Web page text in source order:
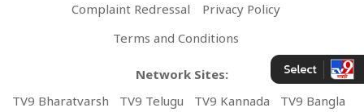
Complaint Redressal
Privacy Policy
Terms and Conditions
Network Sites:
TV9 Bharatvarsh
TV9 Telugu TV9 Kannada TV9 Bangla